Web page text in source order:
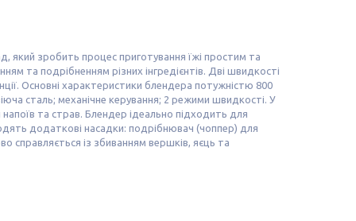
який зробить процес приготування їжі простим та
та подрібненням різних інгредієнтів. Дві швидкості
Основні характеристики блендера потужністю 800
сталь; механічне керування; 2 режими швидкості. У
та страв. Блендер ідеально підходить для
додаткові насадки: подрібнювач (чоппер) для
справляється із збиванням вершків, яєць та